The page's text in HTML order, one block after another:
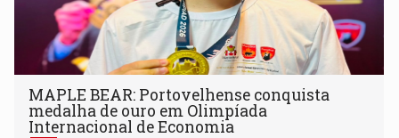
MAPLE BEAR: Portovelhense conquista
medalha de ouro em Olimpíada
Internacional de Economia